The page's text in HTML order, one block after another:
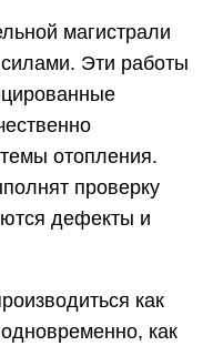
магистрали
Эти работы
отопления.
проверку
дефекты и
как
как